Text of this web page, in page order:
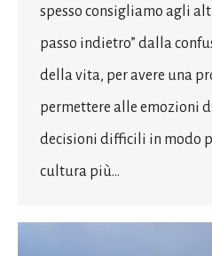
spesso consigliamo agli
passo indietro” dalla
della vita, per avere una
permettere alle emozioni
decisioni difficili in modo
cultura più…